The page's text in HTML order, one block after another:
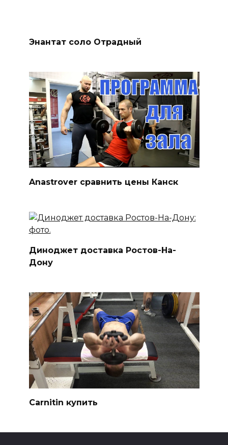
Энантат соло Отрадный
Anastrover сравнить цены Канск
Диноджет доставка Ростов-На-
Дону
Carnitin купить